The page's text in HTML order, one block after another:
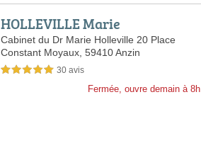
HOLLEVILLE Marie
Cabinet du Dr Marie Holleville 20 Place
Constant Moyaux, 59410 Anzin
5,0 étoiles sur 5 30 avis
Fermée, ouvre demain à 8h